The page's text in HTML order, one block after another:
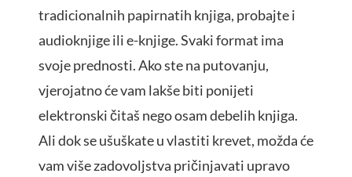
tradicionalnih papirnatih knjiga, probajte i
audioknjige ili e-knjige. Svaki format ima
svoje prednosti. Ako ste na putovanju,
vjerojatno će vam lakše biti ponijeti
elektronski čitaš nego osam debelih knjiga.
Ali dok se ušuškate u vlastiti krevet, možda će
vam više zadovoljstva pričinjavati upravo